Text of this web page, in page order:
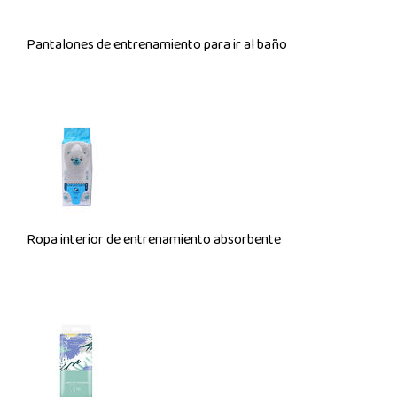
Pantalones de entrenamiento para ir al baño
Ropa interior de entrenamiento absorbente